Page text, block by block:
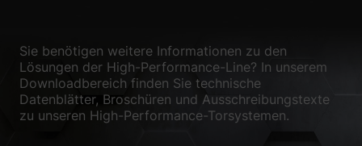
Sie benötigen weitere Informationen zu den
Lösungen der High-Performance-Line? In unserem
Downloadbereich finden Sie technische
Datenblätter, Broschüren und Ausschreibungstexte
zu unseren High-Performance-Torsystemen.